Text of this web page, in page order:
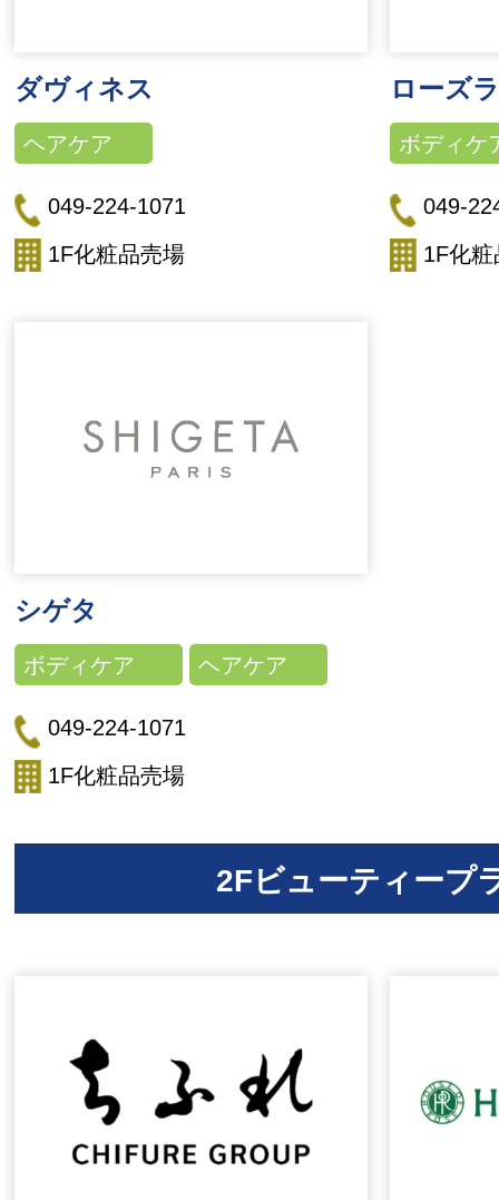
ダヴィネス
ヘアケア
049-224-1071
1F化粧品売場
ローズ
ボディケ
049-
1F化
シゲタ
ボディケア ヘアケア
049-224-1071
1F化粧品売場
2Fビューティープ